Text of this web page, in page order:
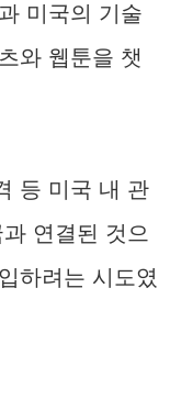
미국의 기술
와 웹툰을 챗
등 미국 내 관
연결된 것으
하려는 시도였